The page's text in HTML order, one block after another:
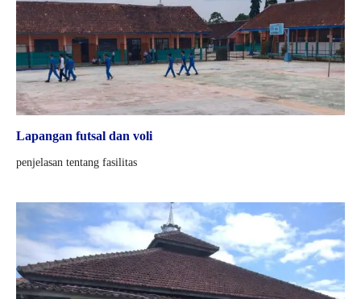
Lapangan futsal dan voli
penjelasan tentang fasilitas